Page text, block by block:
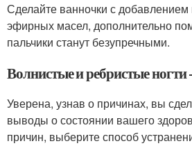
Сделайте ванночки с добавлением
эфирных масел, дополнительно
пальчики станут безупречными.
Волнистые и ребристые ногти
Уверена, узнав о причинах, вы
выводы о состоянии вашего
причин, выберите способ